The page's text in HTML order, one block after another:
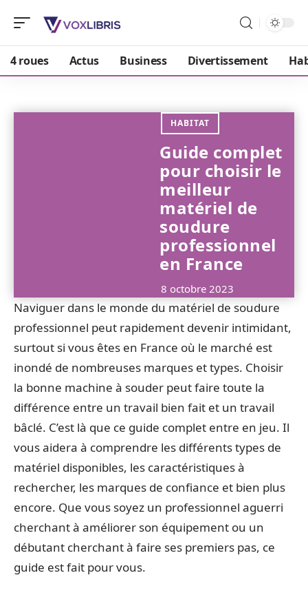
4 roues Actus Business Divertissement
HABITAT
Guide complet
pour choisir le
meilleur
matériel de
soudure
professionnel
en France
8 octobre 2023
Naviguer dans le monde du matériel de soudure
professionnel peut rapidement devenir intimidant,
surtout si vous êtes en France où le marché est
inondé de nombreuses marques et types. Choisir
la bonne machine à souder peut faire toute la
différence entre un travail bien fait et un travail
bâclé. C’est là que ce guide complet entre en jeu. Il
vous aidera à comprendre les différents types de
matériel disponibles, les caractéristiques à
rechercher, les marques de confiance et bien plus
encore. Que vous soyez un professionnel aguerri
cherchant à améliorer son équipement ou un
débutant cherchant à faire ses premiers pas, ce
guide est fait pour vous.